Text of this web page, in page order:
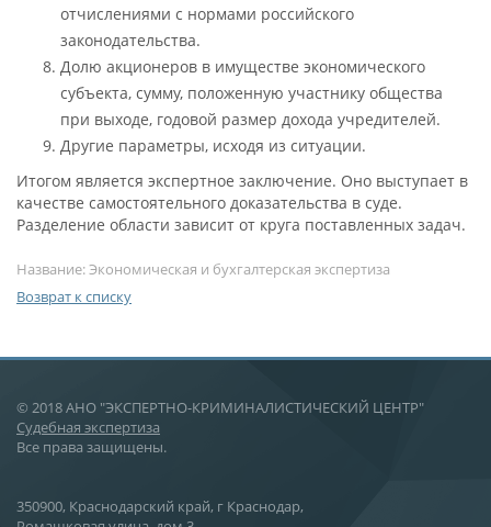
отчислениями с нормами российского
законодательства.
Долю акционеров в имуществе экономического
субъекта, сумму, положенную участнику общества
при выходе, годовой размер дохода учредителей.
Другие параметры, исходя из ситуации.
Итогом является экспертное заключение. Оно выступает в
качестве самостоятельного доказательства в суде.
Разделение области зависит от круга поставленных задач.
Название: Экономическая и бухгалтерская экспертиза
Возврат к списку
© 2018 АНО "ЭКСПЕРТНО-КРИМИНАЛИСТИЧЕСКИЙ ЦЕНТР"
Cудебная экспертиза
Все права защищены.
350900, Краснодарский край, г Краснодар,